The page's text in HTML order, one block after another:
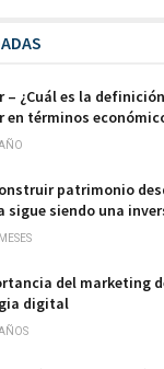
– ¿Cuál es la
en términos
patrimonio
sigue siendo una
del marketing
digital